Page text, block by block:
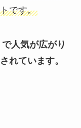
です。
で人気が広がり
れています。